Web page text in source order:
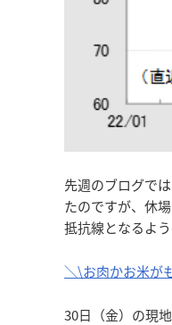
先週のブログで
たのですが、休
抵抗線となるよ
＼\お肉かお米
30日（金）の現